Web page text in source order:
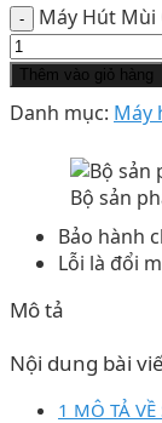
Máy Hút Mùi
Thêm vào giỏ hàng
Danh mục: Máy
Bộ sản
Bảo hành
Lỗi là đổi
Mô tả
Nội dung bài
1 MÔ TẢ